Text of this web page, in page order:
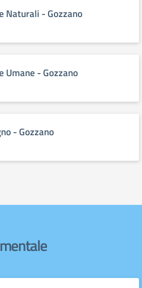
Naturali - Gozzano
Umane - Gozzano
- Gozzano